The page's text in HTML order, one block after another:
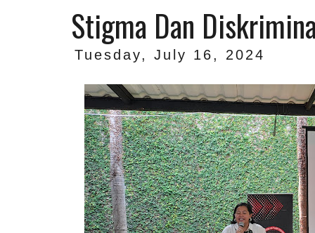
Stigma Dan
Tuesday, July 16, 2024